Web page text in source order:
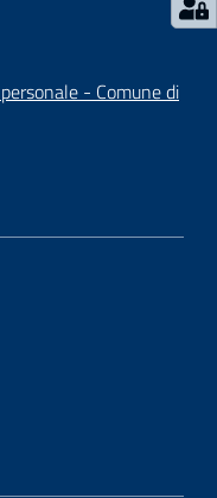
- Comune di